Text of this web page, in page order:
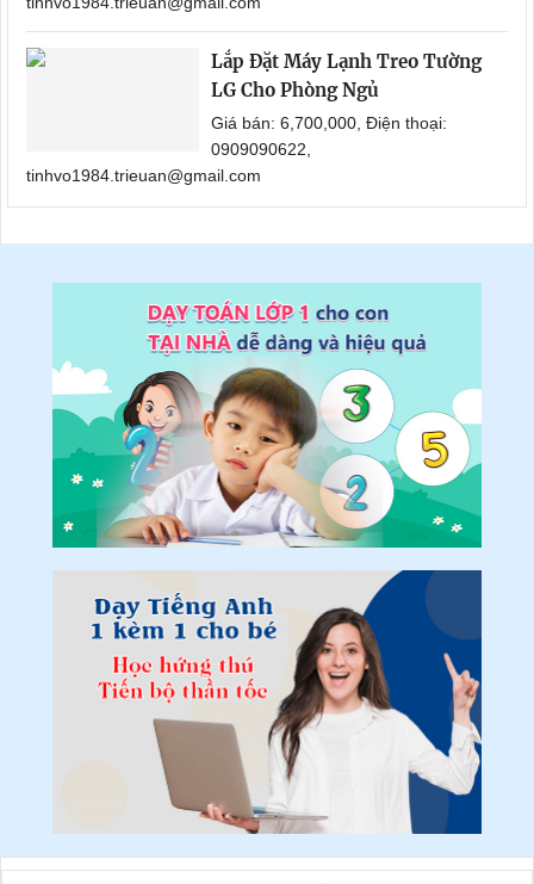
Lắp Đặt Máy Lạnh Treo Tường
LG Cho Phòng Ngủ
Giá bán: 6,700,000, Điện thoại:
0909090622,
tinhvo1984.trieuan@gmail.com